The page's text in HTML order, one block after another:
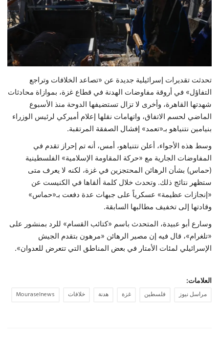
حياة
تحدثت تقديرات إسرائيلية جديدة عن «تصاعد الخلافات وتراجع
التفاؤل» في أروقة مفاوضات الهدنة في قطاع غزة، بموازاة محادثات
شهدتها القاهرة، وأخرى لا تزال تستضيفها الدوحة منذ الأسبوع
الماضي لحسم الاتفاق، واتهامات نقلها إعلام أميركي لرئيس الوزراء
بنيامين نتنياهو بـ«تعمد» إفشال الصفقة المرتقبة.
وسط هذه الأجواء، أعلن نتنياهو، أمس، أنه تم إحراز تقدم في
المفاوضات الجارية مع «حركة المقاومة الإسلامية» الفلسطينية
(حماس) بشأن الرهائن المحتجزين في غزة، لكنه لا يعرف متى
ستظهر نتائج ذلك. وتحدث خلال كلمة ألقاها في الكنيست عن
«إنجازات عظيمة» عسكرياً على جبهات عدة دفعت بـ«حماس»
وقادتها إلى تخفيف مطالبها السابقة.
وسارع أبو عبيدة، المتحدث باسم «كتائب القسام» للرد بمنشور على
«تلغرام»، قال فيه إن مصير الرهائن «مرهون بتقدم الجيش
الإسرائيلي لمئات الأمتار في بعض المناطق التي تتعرض للعدوان».
العلامات:
مراسل نيوز فلسطين غزة هدنة خلافات Mouraselnews